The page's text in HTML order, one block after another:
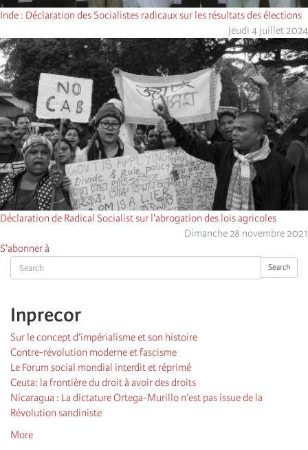
Search Search
Inprecor
Sur le concept d’impérialisme et son histoire
Contre-révolution moderne et fascisme
Le Forum social mondial interdit et réprimé
Ceuta: la frontière du droit à avoir des droits
Nicaragua : La dictature Ortega-Murillo n’est pas issue de la
Révolution sandiniste
More
Inde : Déclaration des Socialistes radicaux sur les résultats des élections
Jeudi 4 juillet 2024
Déclaration de Radical Socialist sur l'abrogation des lois agricoles
Dimanche 28 novembre 2021
S'abonner à